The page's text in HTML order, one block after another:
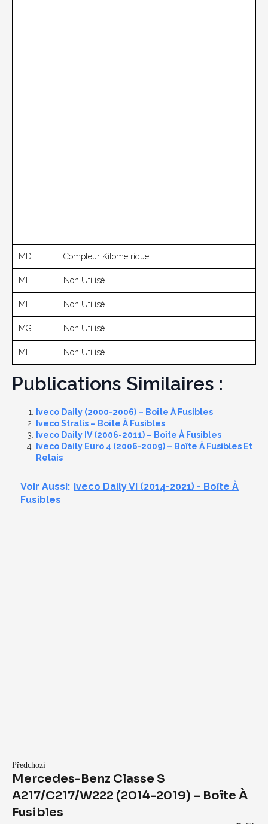
MD Compteur Kilométrique
ME Non Utilisé
MF Non Utilisé
MG Non Utilisé
MH Non Utilisé
Publications Similaires :
Iveco Daily (2000-2006) – Boîte À Fusibles
Iveco Stralis – Boîte À Fusibles
Iveco Daily IV (2006-2011) – Boîte À Fusibles
Iveco Daily Euro 4 (2006-2009) – Boîte À Fusibles Et
Relais
Voir Aussi: Iveco Daily VI (2014-2021) - Boîte À
Fusibles
Předchozí
Mercedes-Benz Classe S
A217/C217/W222 (2014-2019) – Boîte À
Fusibles